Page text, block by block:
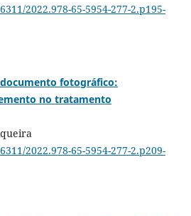
2022.978-65-5954-277-2.p195-
fotográfico:
no tratamento
2022.978-65-5954-277-2.p209-